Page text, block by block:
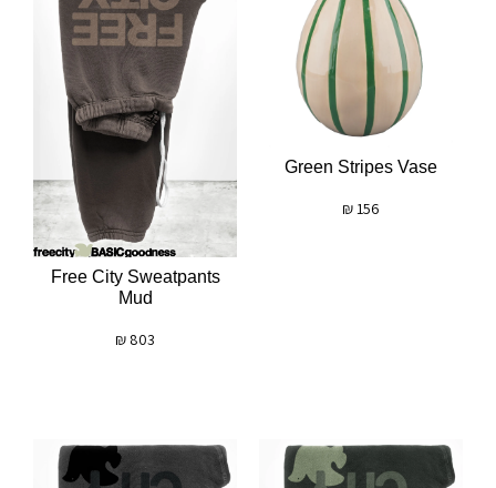
Green Stripes Vase
156
₪
Free City Sweatpants
Mud
803
₪